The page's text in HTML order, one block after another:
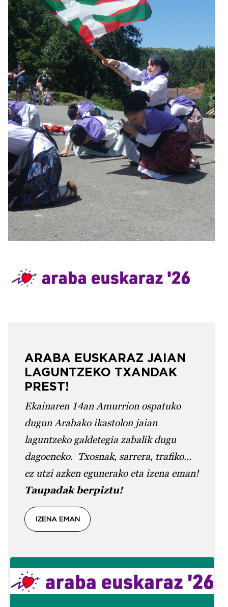
Irudia
ARABA EUSKARAZ JAIAN
LAGUNTZEKO TXANDAK
PREST!
Ekainaren 14an Amurrion ospatuko
dugun Arabako ikastolon jaian
laguntzeko galdetegia zabalik dugu
dagoeneko. Txosnak, sarrera, trafiko...
ez utzi azken egunerako eta izena eman!
Taupadak berpiztu!
IZENA EMAN